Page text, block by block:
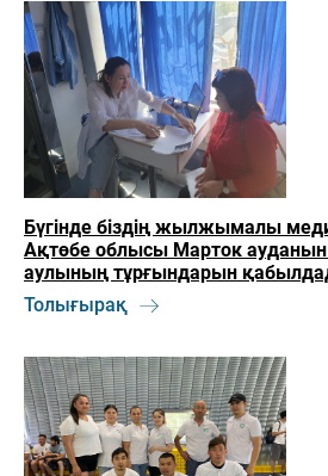
Бүгінде біздің жылжымалы
Ақтөбе облысы Марток
аулының тұрғындарын
Толығырақ